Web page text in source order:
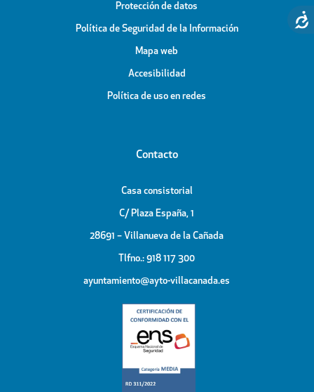
Protección de datos
Política de Seguridad de la Información
Mapa web
Accesibilidad
Política de uso en redes
Contacto
Casa consistorial
C/ Plaza España, 1
28691 – Villanueva de la Cañada
Tlfno.: 918 117 300
ayuntamiento@ayto-villacanada.es